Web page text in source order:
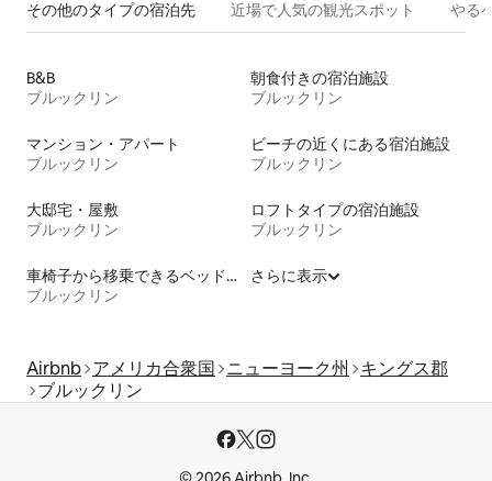
その他のタ⁠イ⁠プ⁠の宿⁠泊⁠先 近場で人気の観光スポット やる
B&B
ブルックリン
朝食付きの宿泊施設
ブルックリン
マンション・アパート
ブルックリン
ビーチの近くにある宿泊施設
ブルックリン
大邸宅・屋敷
ブルックリン
ロフトタイプの宿泊施設
ブルックリン
車椅子から移乗できるベッドがある宿泊施設
ブルックリン
さらに表示
Airbnb アメリカ合衆国 ニューヨーク州
キングス郡
ブルックリン